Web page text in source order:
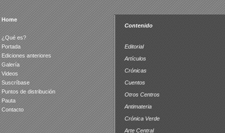
Home
¿Qué es?
Portada
Ediciones anteriores
Galería
Videos
Suscríbase
Puntos de distribución
Pauta
Contacto
Contenido
Editorial
Artículos
Crónicas
Cuentos
Otros Centros
Antimateria
Crónica Verde
Arte Central